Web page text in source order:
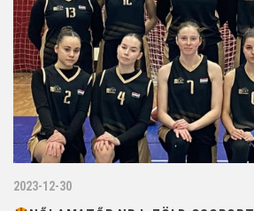
2023-12-30